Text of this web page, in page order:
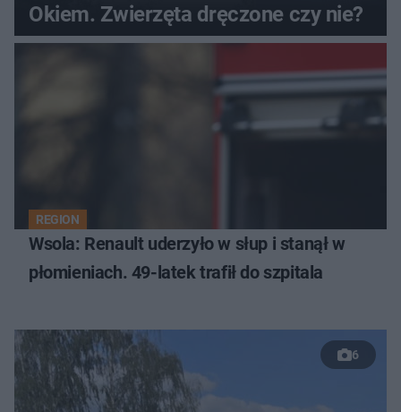
Okiem. Zwierzęta dręczone czy nie?
REGION
Wsola: Renault uderzyło w słup i stanął w
płomieniach. 49-latek trafił do szpitala
6